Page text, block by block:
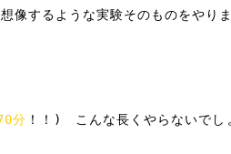
像するような実験そのものをやりま
分 ！！) こんな長くやらないでし